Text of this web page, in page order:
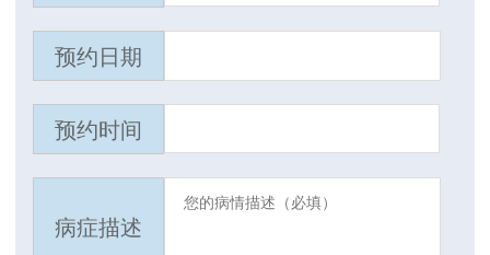
预约日期
预约时间
病症描述